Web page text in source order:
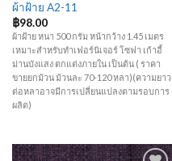
ผ้าฝ้าย A2-11
฿98.00
ผ้าฝ้าย หนา 500 กรัม หน้ากว้าง 1.45 เมตร
เหมาะสำหรับทำเฟอร์นิเจอร์ โซฟา เก้าอี้
ม่านบังแสง ตกแต่งภายใน เป็นต้น ( ราคา
ขายยกม้วน ม้วนละ 70-120 หลา)(ความยาว
ต่อหลาอาจมีการเปลี่ยนแปลงตามรอบการ
ผลิต)